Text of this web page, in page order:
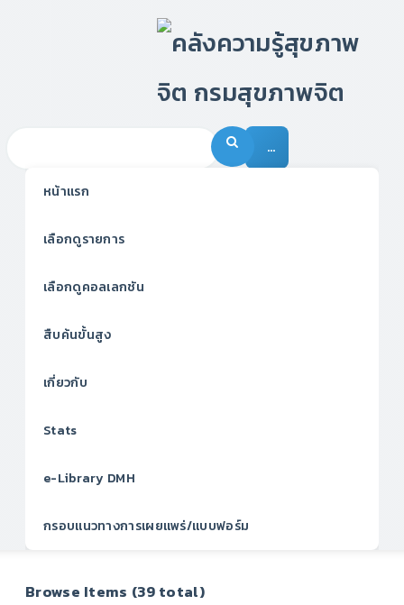
…
หน้าแรก
เลือกดูรายการ
เลือกดูคอลเลกชัน
สืบค้นขั้นสูง
เกี่ยวกับ
Stats
e-Library DMH
กรอบแนวทางการเผยแพร่/แบบฟอร์ม
Browse Items (39 total)